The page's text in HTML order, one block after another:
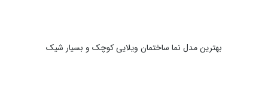
بهترین مدل نما ساختمان ویلایی کوچک و بسیار شیک